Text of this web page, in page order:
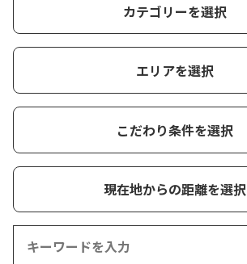
カテゴリーを選択
エリアを選択
こだわり条件を選択
現在地からの距離を選択